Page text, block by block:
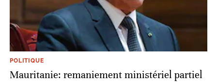
POLITIQUE
Mauritanie: remaniement ministériel partiel